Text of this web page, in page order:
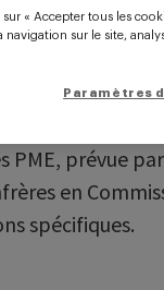
prévue
en
spécifiques.
sur « Accepter tous les
navigation sur le site,
Paramètres